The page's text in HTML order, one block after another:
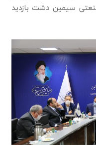
سیمین دشت بازدید